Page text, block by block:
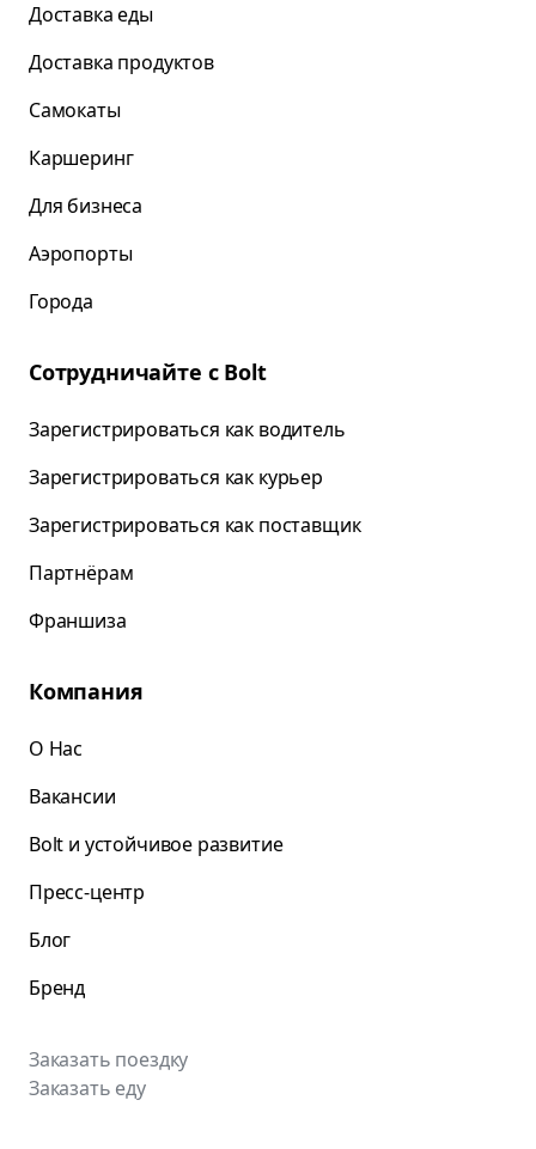
Доставка еды
Доставка продуктов
Самокаты
Каршеринг
Для бизнеса
Аэропорты
Города
Сотрудничайте с Bolt
Зарегистрироваться как водитель
Зарегистрироваться как курьер
Зарегистрироваться как поставщик
Партнёрам
Франшиза
Компания
О Нас
Вакансии
Bolt и устойчивое развитие
Пресс-центр
Блог
Бренд
Заказать поездку
Заказать еду